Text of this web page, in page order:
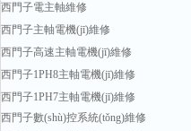
西門子電主軸維修
西門子主軸電機(jī)維修
西門子高速主軸電機(jī)維修
西門子1PH8主軸電機(jī)維修
西門子1PH7主軸電機(jī)維修
西門子數(shù)控系統(tǒng)維修